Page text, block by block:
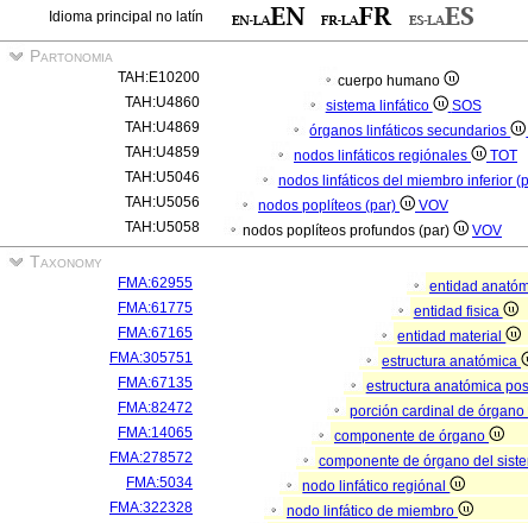
Idioma principal no latín
Partonomia
TAH:E10200
cuerpo humano
TAH:U4860
sistema linfático
SOS
TAH:U4869
órganos linfáticos secundarios
TAH:U4859
nodos linfáticos regiónales
TOT
TAH:U5046
nodos linfáticos del miembro inferior
TAH:U5056
nodos poplíteos (par)
VOV
TAH:U5058
nodos poplíteos profundos (par) VOV
Taxonomy
FMA:62955
entidad
FMA:61775
entidad fisica
FMA:67165
entidad material
FMA:305751
estructura anatómica
FMA:67135
estructura anatómica
FMA:82472
porción cardinal de órgano
FMA:14065
componente de órgano
FMA:278572
componente de órgano del
FMA:5034
nodo linfático regiónal
FMA:322328
nodo linfático de miembro